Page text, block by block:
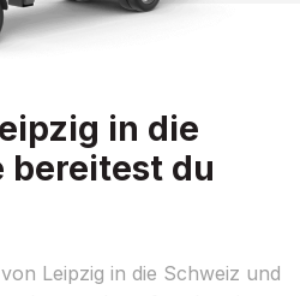
in die
bereitest du
Leipzig in die Schweiz und